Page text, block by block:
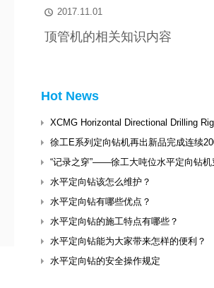
 2017.11.01
顶管机的相关知识内容
Hot News
水平定向钻该怎么维护？
水平定向钻有哪些优点？
水平定向钻的施工特点有哪些？
水平定向钻能为大家带来怎样的便利？
水平定向钻的安全操作规定